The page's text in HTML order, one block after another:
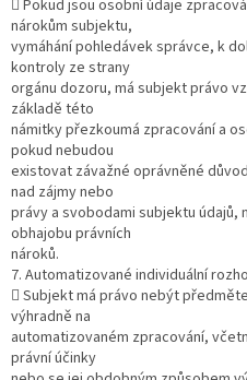
 Pokud jsou osobní údaje
nárokům subjektu,
vymáhání pohledávek správce, k
kontroly ze strany
orgánu dozoru, má subjekt právo
základě této
námitky přezkoumá zpracování a
pokud nebudou
existovat závažné oprávněné
nad zájmy nebo
právy a svobodami subjektu údajů,
obhajobu právních
nároků.
7. Automatizované individuální
 Subjekt má právo nebýt
výhradně na
automatizovaném zpracování,
právní účinky